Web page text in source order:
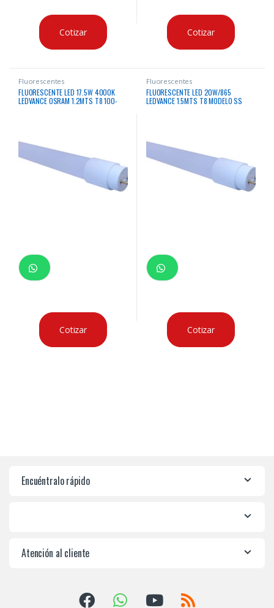
Cotizar Cotizar
Fluorescentes
FLUORESCENTE LED 17.5W 4000K
LEDVANCE OSRAM 1.2MTS T8 100-
Cotizar
Fluorescentes
FLUORESCENTE LED 20W/865
LEDVANCE 1.5MTS T8 MODELO SS
Cotizar
Encuéntralo rápido
Atención al cliente